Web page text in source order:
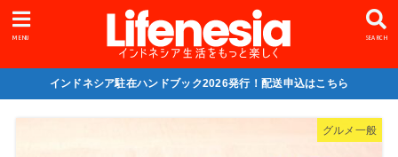
SEARCH
MENU
インドネシア駐在ハンドブック2026発行！配送申込はこちら
グルメ一般